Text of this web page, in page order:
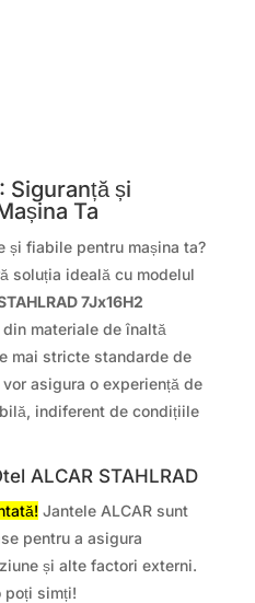
Siguranță și
Ta
și fiabile pentru mașina ta?
soluția ideală cu modelul
7Jx16H2
materiale de înaltă
mai stricte standarde de
asigura o experiență de
indiferent de condițiile
ALCAR STAHLRAD
Jantele ALCAR sunt
pentru a asigura
și alte factori externi.
poți simți!